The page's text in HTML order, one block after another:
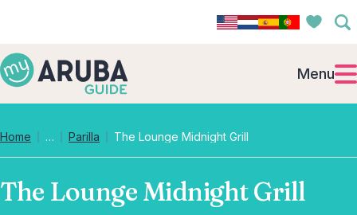
Menu
Home … Collapsed breadcrumb levels
Parilla The Lounge Midnight Grill
The Lounge Midnight Grill